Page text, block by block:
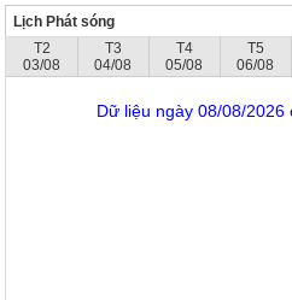
Lịch Phát sóng
T2
03/08
T3
04/08
T4
05/08
T5
06/08
Dữ liệu ngày 08/08/